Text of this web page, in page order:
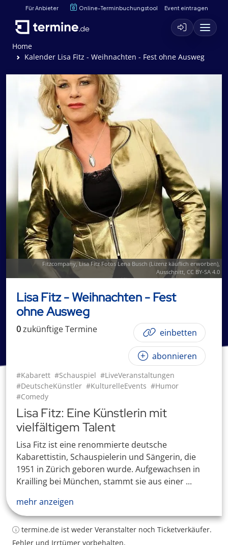
Für Anbieter Online-Terminbuchungstool Event eintragen
Home
Kalender Lisa Fitz - Weihnachten - Fest ohne Ausweg
Fitzcompany, Lisa Fitz Fotos Lena Busch (Lizenz käuflich erworben),
Ausschnitt, CC BY-SA 4.0
Lisa Fitz - Weihnachten - Fest
ohne Ausweg
0zukünftigeTermine einbetten
abonnieren
#Kabarett #Schauspiel #LiveVeranstaltungen
#DeutscheKünstler #KulturelleEvents #Humor
#Comedy
Lisa Fitz: Eine Künstlerin mit
vielfältigem Talent
Lisa Fitz ist eine renommierte deutsche
Kabarettistin, Schauspielerin und Sängerin, die
1951 in Zürich geboren wurde. Aufgewachsen in
Krailling bei München, stammt sie aus einer ...
mehr anzeigen
termine.de ist weder Veranstalter noch Ticketverkäufer.
Fehler und Irrtümer vorbehalten.